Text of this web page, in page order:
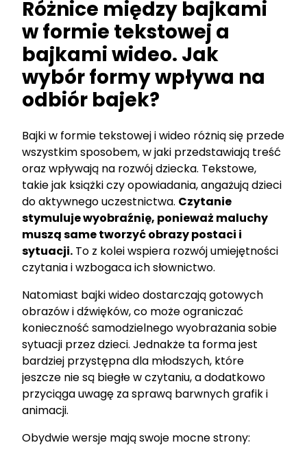
Różnice między bajkami
w formie tekstowej a
bajkami wideo. Jak
wybór formy wpływa na
odbiór bajek?
Bajki w formie tekstowej i wideo różnią się przede
wszystkim sposobem, w jaki przedstawiają treść
oraz wpływają na rozwój dziecka. Tekstowe,
takie jak książki czy opowiadania, angażują dzieci
do aktywnego uczestnictwa. Czytanie
stymuluje wyobraźnię, ponieważ maluchy
muszą same tworzyć obrazy postaci i
sytuacji. To z kolei wspiera rozwój umiejętności
czytania i wzbogaca ich słownictwo.
Natomiast bajki wideo dostarczają gotowych
obrazów i dźwięków, co może ograniczać
konieczność samodzielnego wyobrażania sobie
sytuacji przez dzieci. Jednakże ta forma jest
bardziej przystępna dla młodszych, które
jeszcze nie są biegłe w czytaniu, a dodatkowo
przyciąga uwagę za sprawą barwnych grafik i
animacji.
Obydwie wersje mają swoje mocne strony: